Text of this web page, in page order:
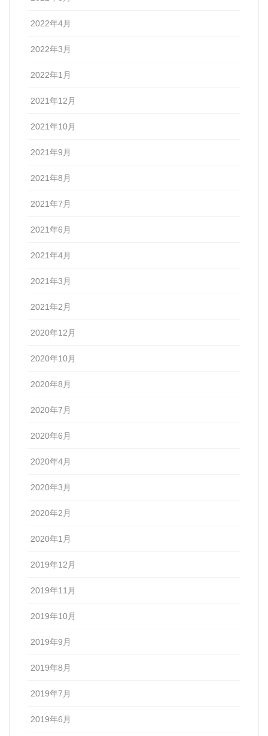
2022年4月
2022年3月
2022年1月
2021年12月
2021年10月
2021年9月
2021年8月
2021年7月
2021年6月
2021年4月
2021年3月
2021年2月
2020年12月
2020年10月
2020年8月
2020年7月
2020年6月
2020年4月
2020年3月
2020年2月
2020年1月
2019年12月
2019年11月
2019年10月
2019年9月
2019年8月
2019年7月
2019年6月